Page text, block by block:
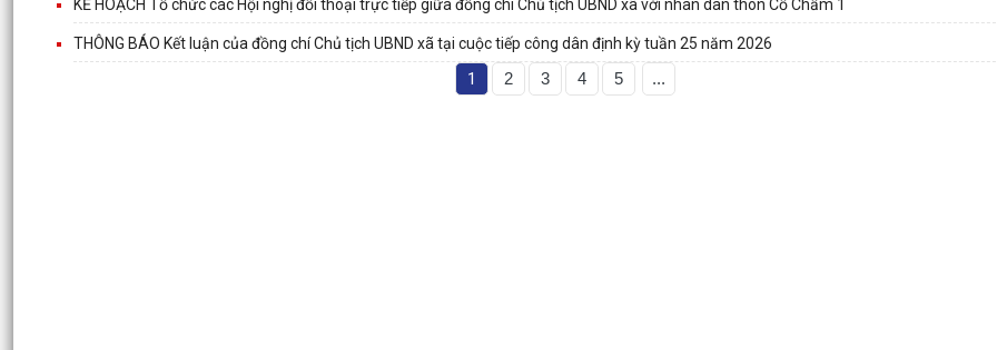
KẾ HOẠCH Tổ chức các Hội nghị đối thoại trực tiếp giữa đồng chí Chủ tịch UBND xã với nhân dân thôn Cổ Chẩm 1
THÔNG BÁO Kết luận của đồng chí Chủ tịch UBND xã tại cuộc tiếp công dân định kỳ tuần 25 năm 2026
1 2 3 4 5 ...